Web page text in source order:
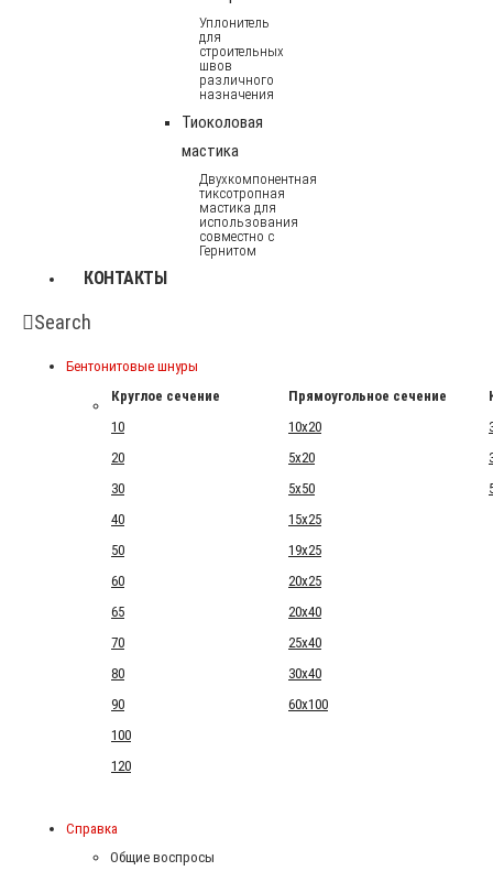
Уплонитель
для
строительных
швов
различного
назначения
Тиоколовая
мастика
Двухкомпонентная
тиксотропная
мастика для
использования
совместно с
Гернитом
КОНТАКТЫ
Search
Бентонитовые шнуры
Круглое сечение
Прямоугольное сечение
10
10x20
20
5x20
30
5x50
40
15x25
50
19x25
60
20x25
65
20x40
70
25x40
80
30x40
90
60x100
100
120
Справка
Общие воспросы